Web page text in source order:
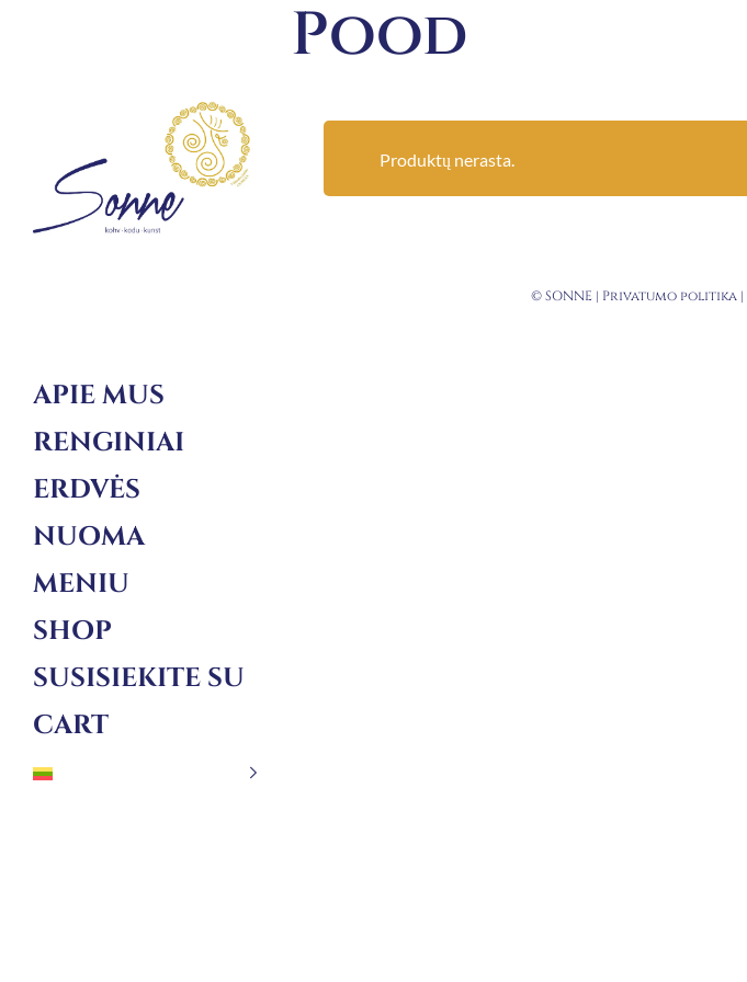
APIE MUS
RENGINIAI
ERDVĖS
NUOMA
MENIU
SHOP
SUSISIEKITE SU
CART
Pood
Produktų nerasta.
© SONNE | Privatumo politika|